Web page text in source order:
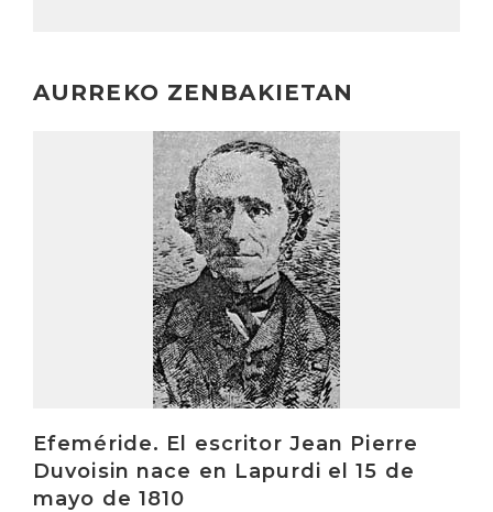
AURREKO ZENBAKIETAN
Efeméride. El escritor Jean Pierre
Duvoisin nace en Lapurdi el 15 de
mayo de 1810